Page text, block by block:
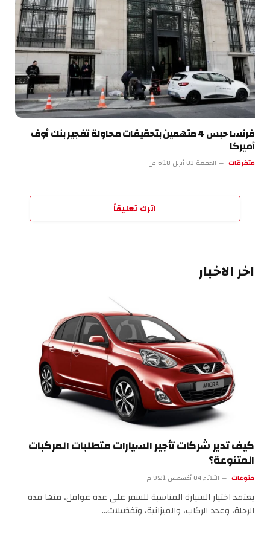
فرنسا حبس 4 متهمين بتحقيقات محاولة تفجير بنك أوف
أميركا
متفرقات الجمعة 03 أبريل 6:18 ص
اترك تعليقاً
اخر الاخبار
كيف تدير شركات تأجير السيارات متطلبات المركبات
المتنوعة؟
منوعات الثلاثاء 04 أغسطس 9:21 م
يعتمد اختيار السيارة المناسبة للسفر على عدة عوامل، منها مدة
الرحلة، وعدد الركاب، والميزانية، وتفضيلات…